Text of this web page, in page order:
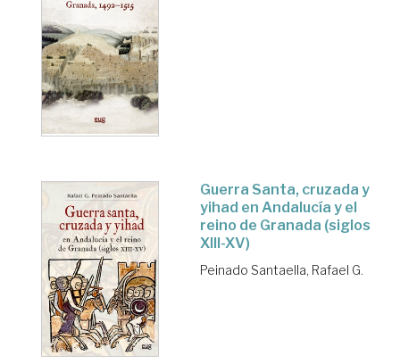
Guerra Santa, cruzada y
yihad en Andalucía y el
reino de Granada (siglos
XIII-XV)
Peinado Santaella, Rafael G.